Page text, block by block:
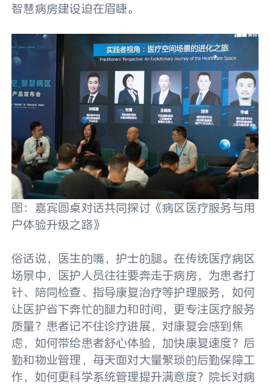
智慧病房建设迫在眉睫。
图：嘉宾圆桌对话共同探讨《病区医疗服务与用
户体验升级之路》
俗话说，医生的嘴，护士的腿。在传统医疗病区
场景中，医护人员往往要奔走于病房，为患者打
针、陪同检查、指导康复治疗等护理服务，如何
让医护省下奔忙的腿力和时间，更专注医疗服务
质量？患者记不住诊疗进展，对康复会感到焦
虑，如何带给患者舒心体验，加快康复速度？后
勤和物业管理，每天面对大量繁琐的后勤保障工
作，如何更科学系统管理提升满意度？院长对病